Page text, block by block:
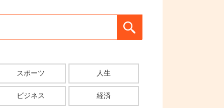
スポーツ 人生
ビジネス 経済